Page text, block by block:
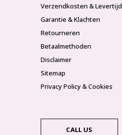
Verzendkosten & Levertijd
Garantie & Klachten
Retourneren
Betaalmethoden
Disclaimer
Sitemap
Privacy Policy & Cookies
CALL US